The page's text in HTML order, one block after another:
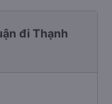
đi Thạnh